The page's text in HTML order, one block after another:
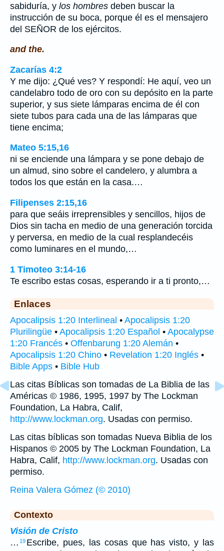
sabiduría, y los hombres deben buscar la
instrucción de su boca, porque él es el mensajero
del SEÑOR de los ejércitos.
and the.
Zacarías 4:2
Y me dijo: ¿Qué ves? Y respondí: He aquí, veo un
candelabro todo de oro con su depósito en la parte
superior, y sus siete lámparas encima de él con
siete tubos para cada una de las lámparas que
tiene encima;
Mateo 5:15,16
ni se enciende una lámpara y se pone debajo de
un almud, sino sobre el candelero, y alumbra a
todos los que están en la casa.…
Filipenses 2:15,16
para que seáis irreprensibles y sencillos, hijos de
Dios sin tacha en medio de una generación torcida
y perversa, en medio de la cual resplandecéis
como luminares en el mundo,…
1 Timoteo 3:14-16
Te escribo estas cosas, esperando ir a ti pronto,…
Enlaces
Apocalipsis 1:20 Interlineal • Apocalipsis 1:20
Plurilingüe • Apocalipsis 1:20 Español • Apocalypse
1:20 Francés • Offenbarung 1:20 Alemán •
Apocalipsis 1:20 Chino • Revelation 1:20 Inglés •
Bible Apps • Bible Hub
Las citas Bíblicas son tomadas de La Biblia de las
Américas © 1986, 1995, 1997 by The Lockman
Foundation, La Habra, Calif,
http://www.lockman.org. Usadas con permiso.
Las citas bíblicas son tomadas Nueva Biblia de los
Hispanos © 2005 by The Lockman Foundation, La
Habra, Calif, http://www.lockman.org. Usadas con
permiso.
Reina Valera Gómez (© 2010)
Contexto
Visión de Cristo
… 19 Escribe, pues, las cosas que has visto, y las